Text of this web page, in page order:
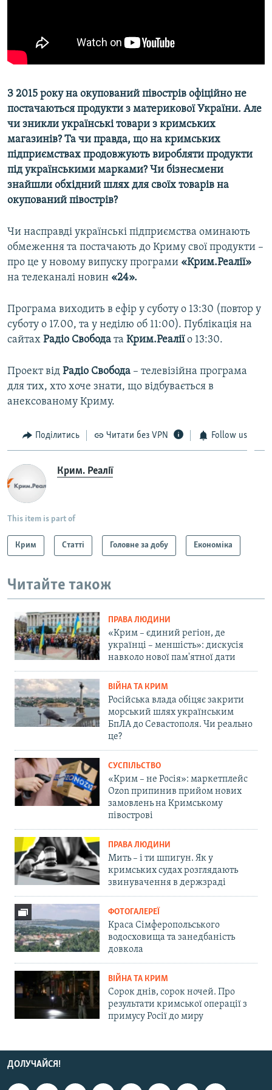
УКРАЇНСЬКА ПРОБЛЕМА КРИМУ
Qırımtatar
Усі сайти RFE/RL
З 2015 року на окупований півострів офіційно не
постачаються продукти з материкової України. Але
чи зникли українські товари з кримських
магазинів? Та чи правда, що на кримських
підприємствах продовжують виробляти продукти
під українськими марками? Чи бізнесмени
знайшли обхідний шлях для своїх товарів на
окупований півострів?
Чи насправді українські підприємства оминають
обмеження та постачають до Криму свої продукти –
про це у новому випуску програми «Крим.Реалії»
на телеканалі новин «24».
Програма виходить в ефір у суботу о 13:30 (повтор у
суботу о 17.00, та у неділю об 11:00). Публікація на
сайтах Радіо Свобода та Крим.Реаліїо 13:30.
Проект від Радiо Свобода – телевізійна програма
для тих, хто хоче знати, що відбувається в
анексованому Криму.
Поділитись Читати без VPN Follow us
Крим. Реалії
This item is part of
Крим Статті Головне за добу Економіка
Читайте також
ПРАВА ЛЮДИНИ
«Крим – єдиний регіон, де
українці – меншість»: дискусія
навколо нової пам'ятної дати
ВІЙНА ТА КРИМ
Російська влада обіцяє закрити
морський шлях українським
БпЛА до Севастополя. Чи реально
це?
СУСПІЛЬСТВО
«Крим – не Росія»: маркетплейс
Ozon припинив прийом нових
замовлень на Кримському
півострові
ПРАВА ЛЮДИНИ
Мить – і ти шпигун. Як у
кримських судах розглядають
звинувачення в держзраді
ФОТОГАЛЕРЕЇ
Краса Сімферопольського
водосховища та занедбаність
довкола
ВІЙНА ТА КРИМ
Сорок днів, сорок ночей. Про
результати кримської операції з
примусу Росії до миру
ДОЛУЧАЙСЯ!